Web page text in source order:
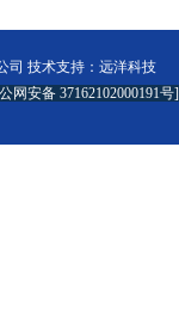
司 技术支持： 远洋科技
网安备 37162102000191号]